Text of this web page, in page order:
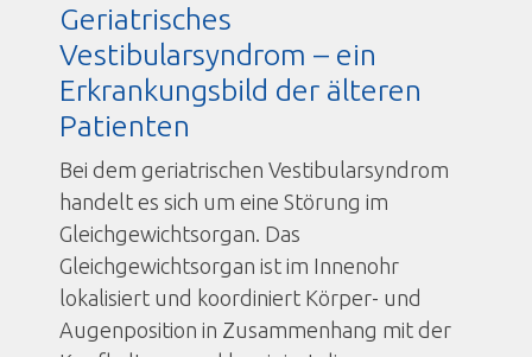
Geriatrisches
Vestibularsyndrom – ein
Erkrankungsbild der älteren
Patienten
Bei dem geriatrischen Vestibularsyndrom
handelt es sich um eine Störung im
Gleichgewichtsorgan. Das
Gleichgewichtsorgan ist im Innenohr
lokalisiert und koordiniert Körper- und
Augenposition in Zusammenhang mit der